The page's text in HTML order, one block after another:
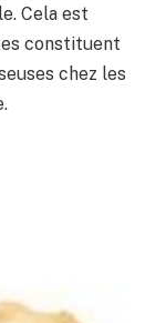
Cela est
constituent
chez les